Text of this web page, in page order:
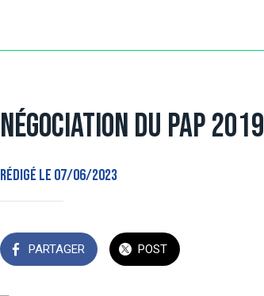
Négociation du PAP 2019
Rédigé le 07/06/2023
PARTAGER POST